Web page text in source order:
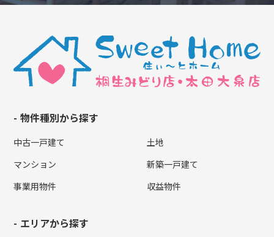
物件種別から探す
中古一戸建て
土地
マンション
新築一戸建て
事業用物件
収益物件
エリアから探す